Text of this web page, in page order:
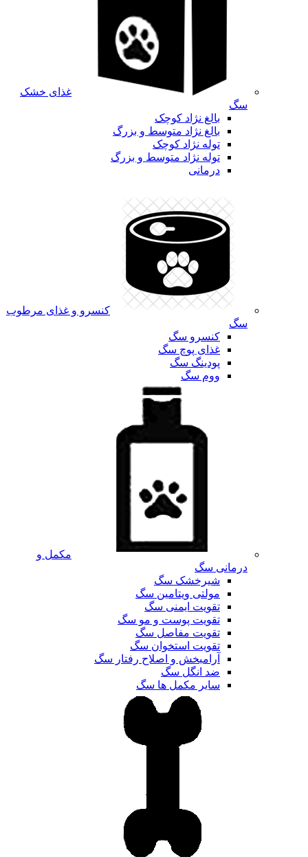
غذای خشک
سگ
بالغ نژاد کوچک
بالغ نژاد متوسط و بزرگ
توله نژاد کوچک
توله نژاد متوسط و بزرگ
درمانی
کنسرو و غذای مرطوب
سگ
کنسرو سگ
غذای پوچ سگ
پودینگ سگ
ووم سگ
مکمل و
درمانی سگ
شیرخشک سگ
مولتی ویتامین سگ
تقویت ایمنی سگ
تقویت پوست و مو سگ
تقویت مفاصل سگ
تقویت استخوان سگ
آرامبخش و اصلاح رفتار سگ
ضد انگل سگ
سایر مکمل ها سگ